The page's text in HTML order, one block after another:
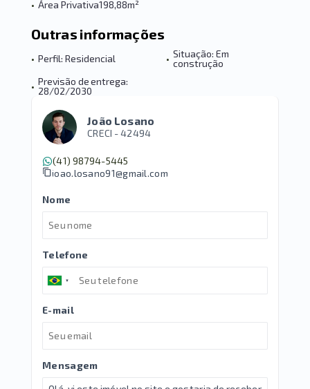
• Área Privativa198,88m²
Outras informações
• Perfil: Residencial • Situação: Em
construção
• Previsão de entrega:
28/02/2030
João Losano
CRECI -42494
(41) 98794-5445
joao.losano91@gmail.com
Nome
Telefone
E-mail
Mensagem